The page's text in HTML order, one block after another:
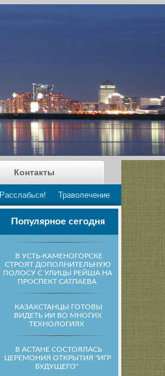
Расслабься! Траволечение
Контакты
Популярное сегодня
В УСТЬ-КАМЕНОГОРСКЕ
СТРОЯТ ДОПОЛНИТЕЛЬНУЮ
ПОЛОСУ С УЛИЦЫ РЕЙША НА
ПРОСПЕКТ САТПАЕВА
КАЗАХСТАНЦЫ ГОТОВЫ
ВИДЕТЬ ИИ ВО МНОГИХ
ТЕХНОЛОГИЯХ
В АСТАНЕ СОСТОЯЛАСЬ
ЦЕРЕМОНИЯ ОТКРЫТИЯ "ИГР
БУДУЩЕГО"